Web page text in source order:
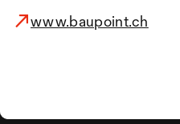
www.baupoint.ch